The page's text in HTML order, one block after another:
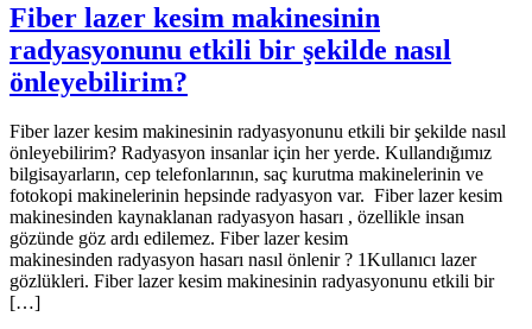
Fiber lazer kesim makinesinin
radyasyonunu etkili bir şekilde nasıl
önleyebilirim?
Fiber lazer kesim makinesinin radyasyonunu etkili bir şekilde nasıl
önleyebilirim? Radyasyon insanlar için her yerde. Kullandığımız
bilgisayarların, cep telefonlarının, saç kurutma makinelerinin ve
fotokopi makinelerinin hepsinde radyasyon var. Fiber lazer kesim
makinesinden kaynaklanan radyasyon hasarı , özellikle insan
gözünde göz ardı edilemez. Fiber lazer kesim
makinesinden radyasyon hasarı nasıl önlenir ? 1Kullanıcı lazer
gözlükleri. Fiber lazer kesim makinesinin radyasyonunu etkili bir
[…]